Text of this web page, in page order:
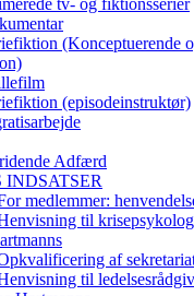
tv- og fiktionsserier
(Konceptuerende
(episodeinstruktør)
Adfærd
INDSATSER
medlemmer:
til
af
til